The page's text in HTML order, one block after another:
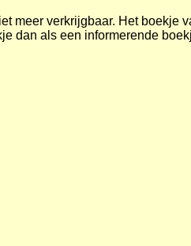
meer verkrijgbaar. Het boekje
dan als een informerende